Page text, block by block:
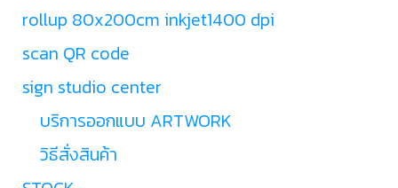
rollup 80x200cm inkjet1400 dpi
scan QR code
sign studio center
บริการออกแบบ ARTWORK
วิธีสั่งสินค้า